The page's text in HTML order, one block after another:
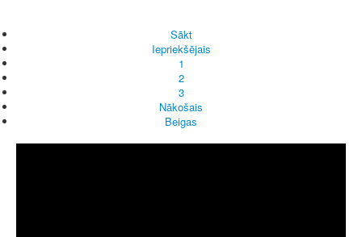
Sākt
Iepriekšējais
1
2
3
Nākošais
Beigas